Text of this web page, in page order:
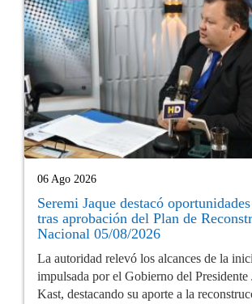
06 Ago 2026
Seremi Jaque destacó
tras aprobación del Plan de
Nacional 05/08/2026
La autoridad relevó los alcances de la
impulsada por el Gobierno del Presidente
Kast, destacando su aporte a la